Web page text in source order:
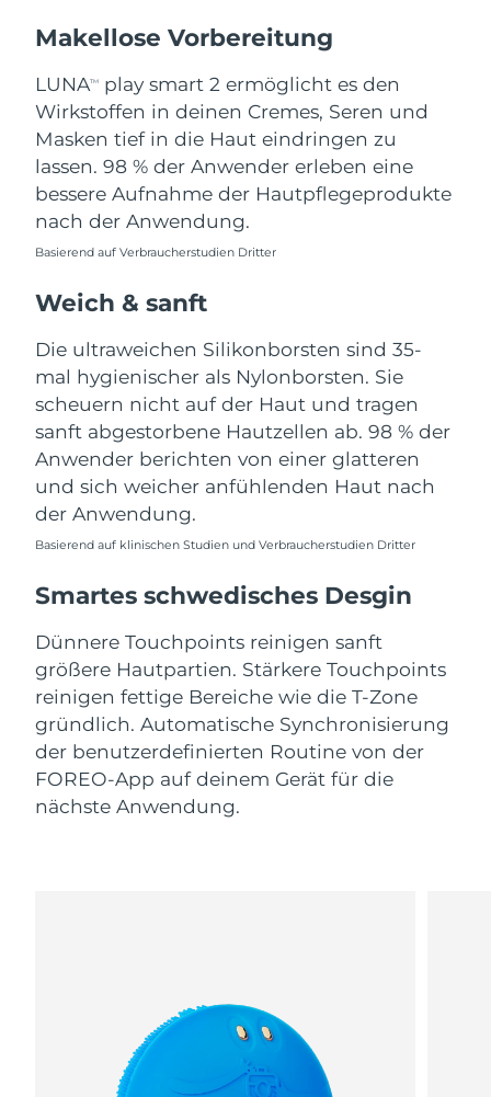
Makellose Vorbereitung
LUNATM
play smart 2 ermöglicht es den
Wirkstoffen in deinen Cremes, Seren und
Masken tief in die Haut eindringen zu
lassen. 98 % der Anwender erleben eine
bessere Aufnahme der Hautpflegeprodukte
nach der Anwendung.
Basierend auf Verbraucherstudien Dritter
Weich & sanft
Die ultraweichen Silikonborsten sind 35-
mal hygienischer als Nylonborsten. Sie
scheuern nicht auf der Haut und tragen
sanft abgestorbene Hautzellen ab. 98 % der
Anwender berichten von einer glatteren
und sich weicher anfühlenden Haut nach
der Anwendung.
Basierend auf klinischen Studien und Verbraucherstudien Dritter
Smartes schwedisches Desgin
Dünnere Touchpoints reinigen sanft
größere Hautpartien. Stärkere Touchpoints
reinigen fettige Bereiche wie die T-Zone
gründlich. Automatische Synchronisierung
der benutzerdefinierten Routine von der
FOREO-App auf deinem Gerät für die
nächste Anwendung.
Vereinigte Arabische
Emirate
Erwartete Lieferung
Vereinigtes
Königreich
Erwartete Lieferung8/10/26
Vereinigte Staaten Erwartete Lieferung8/11/26
Usbekistan